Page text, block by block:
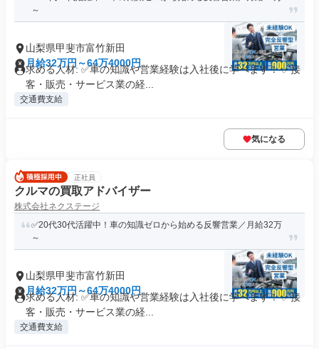
～
山梨県甲斐市富竹新田
月給32万円～64万4000円
求める人材: ✅車の知識や営業経験は入社後に学べます！ ✅接
客・販売・サービス業の経...
交通費支給
気になる
正社員
クルマの買取アドバイザー
株式会社ネクステージ
✅20代30代活躍中！車の知識ゼロから始める反響営業／月給32万
～
山梨県甲斐市富竹新田
月給32万円～64万4000円
求める人材: ✅車の知識や営業経験は入社後に学べます！ ✅接
客・販売・サービス業の経...
交通費支給